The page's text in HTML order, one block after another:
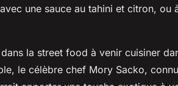
une sauce au tahini et citron, ou
la street food à venir cuisiner
le célèbre chef Mory Sacko,